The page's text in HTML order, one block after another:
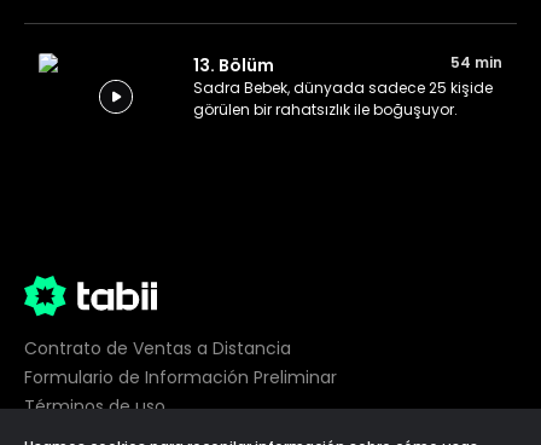
13. Bölüm
54 min
Sadra Bebek, dünyada sadece 25 kişide
görülen bir rahatsızlık ile boğuşuyor.
Contrato de Ventas a Distancia
Formulario de Información Preliminar
Términos de uso
Privacidad